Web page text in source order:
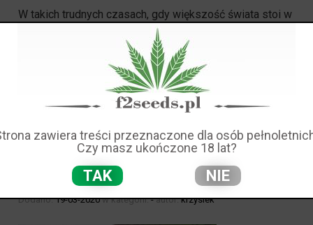
W takich trudnych czasach, gdy większość świata stoi w
obliczu pandemii, która przewraca codzienne życie do
góry nogami, sprzedaż
CBDwydaje się gwałtownie
rosnąć. Słyszeliśmy o ludziach, którzy gromadzą
artykuły spożywcze, leki, wodę, makaron itd., ale
CZY CBD MOŻE POMÓC W STANACH
ZAPALNYCH?
Dodano:19-03-2020w kategorii:-autor:krzysiek
zawiera treści przeznaczone dla osób
Czy masz ukończone 18 lat?
TAK NIE